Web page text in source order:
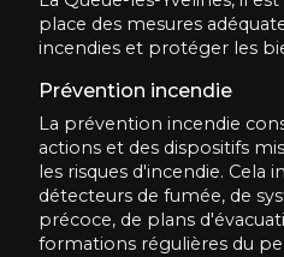
place des mesures
incendies et protéger les
Prévention incendie
La prévention incendie
actions et des dispositifs
les risques d'incendie. Cela
détecteurs de fumée, de
précoce, de plans
formations régulières du